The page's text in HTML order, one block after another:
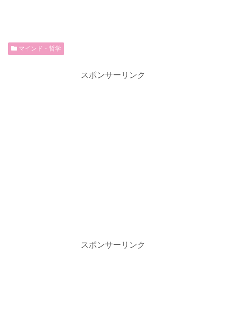
マインド・哲学
スポンサーリンク
スポンサーリンク